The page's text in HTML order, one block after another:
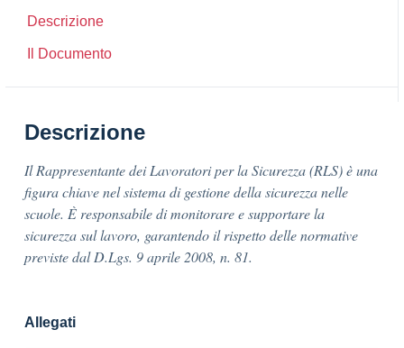
Descrizione
Il Documento
Descrizione
Il Rappresentante dei Lavoratori per la Sicurezza (RLS) è una
figura chiave nel sistema di gestione della sicurezza nelle
scuole. È responsabile di monitorare e supportare la
sicurezza sul lavoro, garantendo il rispetto delle normative
previste dal D.Lgs. 9 aprile 2008, n. 81.
Allegati